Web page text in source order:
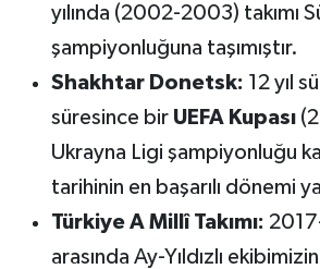
yılında (2002-2003) takımı
şampiyonluğuna taşımıştır.
Shakhtar Donetsk: 12 yıl
süresince bir UEFA Kupası
Ukrayna Ligi şampiyonluğu
tarihinin en başarılı dönemi
Türkiye A Millî Takımı:
arasında Ay-Yıldızlı